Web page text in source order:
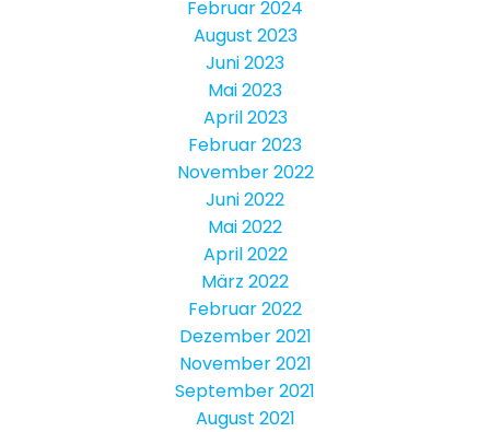
Februar 2024
August 2023
Juni 2023
Mai 2023
April 2023
Februar 2023
November 2022
Juni 2022
Mai 2022
April 2022
März 2022
Februar 2022
Dezember 2021
November 2021
September 2021
August 2021